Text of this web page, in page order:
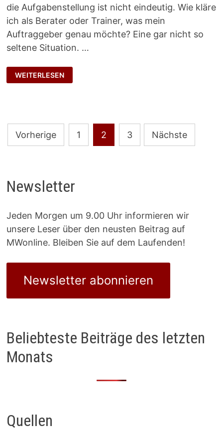
die Aufgabenstellung ist nicht eindeutig. Wie kläre
ich als Berater oder Trainer, was mein
Auftraggeber genau möchte? Eine gar nicht so
seltene Situation. …
AUFTRAGSKLÄRUNG
WEITERLESEN
Seitennummerierung
der
Vorherige 1 2 3 Nächste
Newsletter
Jeden Morgen um 9.00 Uhr informieren wir
unsere Leser über den neusten Beitrag auf
MWonline. Bleiben Sie auf dem Laufenden!
Newsletter abonnieren
Beliebteste Beiträge des letzten
Monats
Quellen